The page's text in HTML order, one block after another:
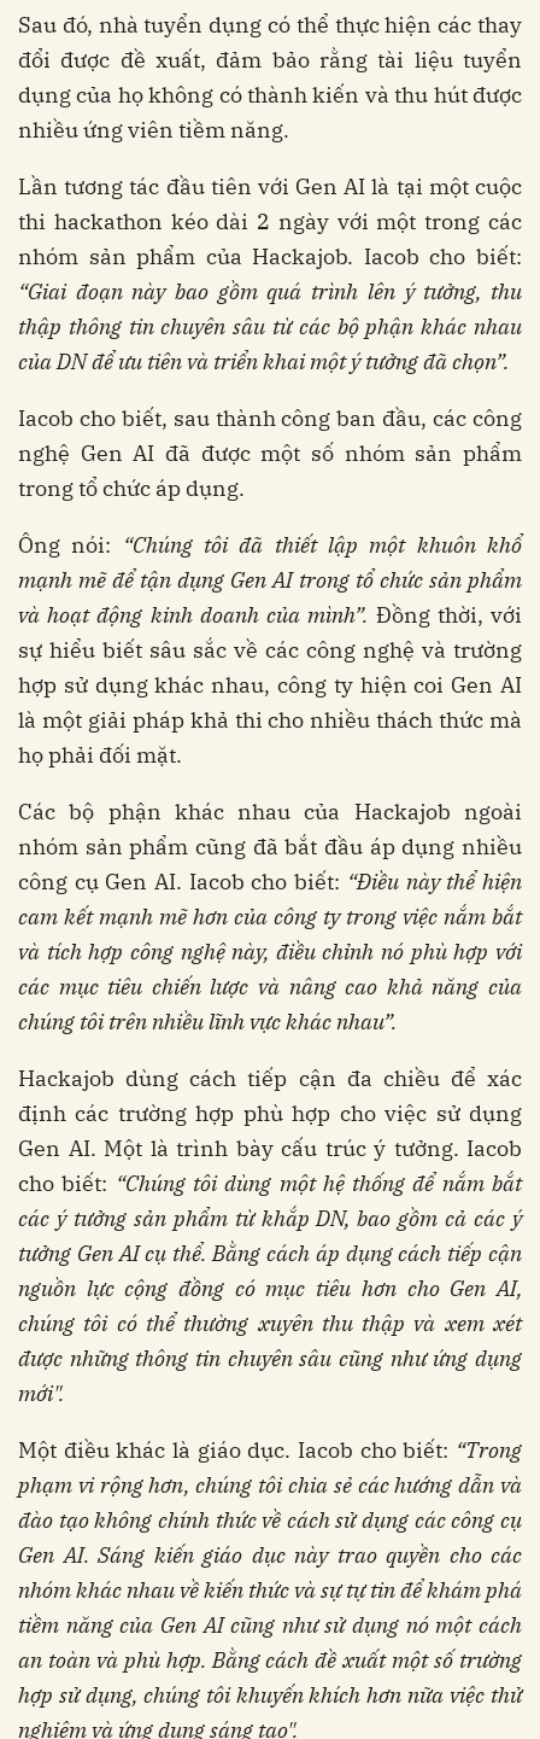
Sau đó, nhà tuyển dụng có thể thực hiện các thay
đổi được đề xuất, đảm bảo rằng tài liệu tuyển
dụng của họ không có thành kiến ​​và thu hút được
nhiều ứng viên tiềm năng.
Lần tương tác đầu tiên với Gen AI là tại một cuộc
thi hackathon kéo dài 2 ngày với một trong các
nhóm sản phẩm của Hackajob. Iacob cho biết:
“Giai đoạn này bao gồm quá trình lên ý tưởng, thu
thập thông tin chuyên sâu từ các bộ phận khác nhau
của DN để ưu tiên và triển khai một ý tưởng đã chọn”.
Iacob cho biết, sau thành công ban đầu, các công
nghệ Gen AI đã được một số nhóm sản phẩm
trong tổ chức áp dụng.
Ông nói: “Chúng tôi đã thiết lập một khuôn khổ
mạnh mẽ để tận dụng Gen AI trong tổ chức sản phẩm
và hoạt động kinh doanh của mình”. Đồng thời, với
sự hiểu biết sâu sắc về các công nghệ và trường
hợp sử dụng khác nhau, công ty hiện coi Gen AI
là một giải pháp khả thi cho nhiều thách thức mà
họ phải đối mặt.
Các bộ phận khác nhau của Hackajob ngoài
nhóm sản phẩm cũng đã bắt đầu áp dụng nhiều
công cụ Gen AI. Iacob cho biết: “Điều này thể hiện
cam kết mạnh mẽ hơn của công ty trong việc nắm bắt
và tích hợp công nghệ này, điều chỉnh nó phù hợp với
các mục tiêu chiến lược và nâng cao khả năng của
chúng tôi trên nhiều lĩnh vực khác nhau”.
Hackajob dùng cách tiếp cận đa chiều để xác
định các trường hợp phù hợp cho việc sử dụng
Gen AI. Một là trình bày cấu trúc ý tưởng. Iacob
cho biết: “Chúng tôi dùng một hệ thống để nắm bắt
các ý tưởng sản phẩm từ khắp DN, bao gồm cả các ý
tưởng Gen AI cụ thể. Bằng cách áp dụng cách tiếp cận
nguồn lực cộng đồng có mục tiêu hơn cho Gen AI,
chúng tôi có thể thường xuyên thu thập và xem xét
được những thông tin chuyên sâu cũng như ứng dụng
mới".
Một điều khác là giáo dục. Iacob cho biết: “Trong
phạm vi rộng hơn, chúng tôi chia sẻ các hướng dẫn và
đào tạo không chính thức về cách sử dụng các công cụ
Gen AI. Sáng kiến ​​giáo dục này trao quyền cho các
nhóm khác nhau về kiến ​​thức và sự tự tin để khám phá
tiềm năng của Gen AI cũng như sử dụng nó một cách
an toàn và phù hợp. Bằng cách đề xuất một số trường
hợp sử dụng, chúng tôi khuyến khích hơn nữa việc thử
nghiệm và ứng dụng sáng tạo".